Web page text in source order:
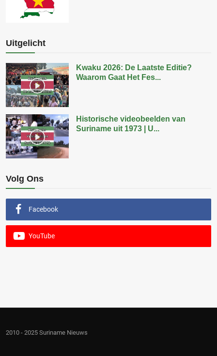
Uitgelicht
Kwaku 2026: De Laatste Editie?
Waarom Gaat Het Fes...
Historische videobeelden van
Suriname uit 1973 | U...
Volg Ons
Facebook
YouTube
2010 - 2025 Suriname Nieuws